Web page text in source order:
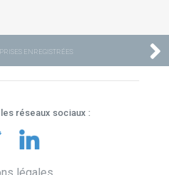
ENREGISTRÉES
réseaux sociaux :